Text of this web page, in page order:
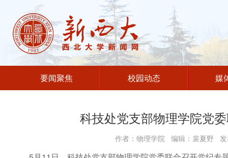
要闻聚焦 校园动态 媒
科技处党支部物理学院党
作者：物理学院 编辑：裴夏野